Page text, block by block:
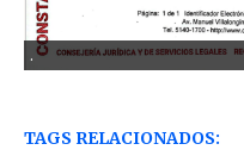
.
TAGS RELACIONADOS: